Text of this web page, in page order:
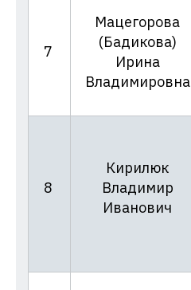
7
Мацегорова
(Бадикова)
Ирина
Владимировна
8
Кирилюк
Владимир
Иванович